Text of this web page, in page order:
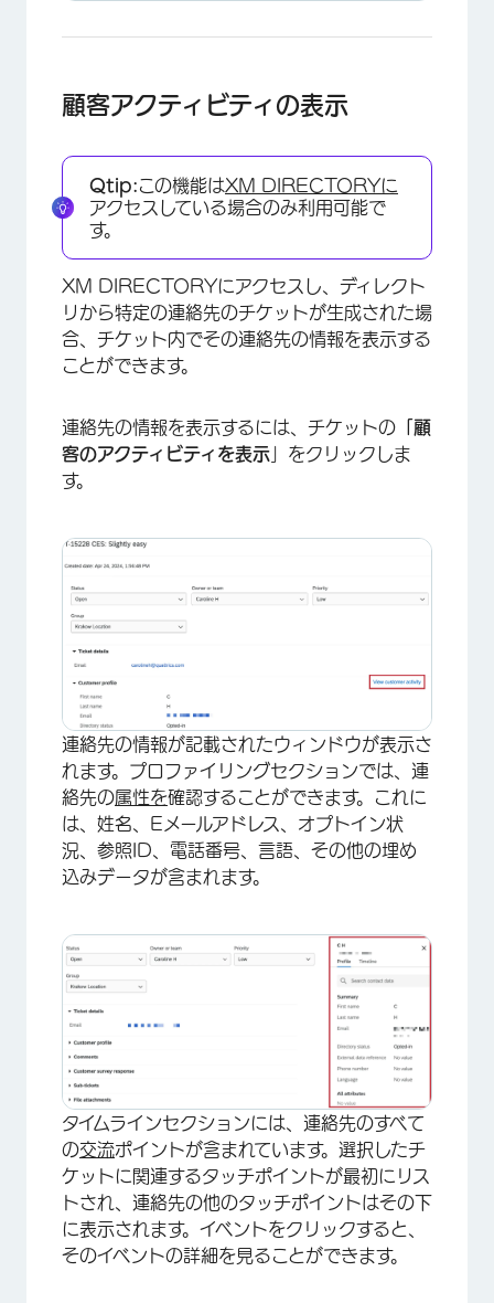
×
×
顧客アクティビティの表示
Qtip:この機能はXM DIRECTORYに
アクセスしている場合のみ利用可能で
す。
XM DIRECTORYにアクセスし、ディレクト
リから特定の連絡先のチケットが生成された場
合、チケット内でその連絡先の情報を表示する
ことができます。
連絡先の情報を表示するには、チケットの 「顧
客のアクティビティを表示 」をクリックしま
す。
連絡先の情報が記載されたウィンドウが表示さ
れます。プロファイリングセクションでは、連
絡先の属性を確認することができます。これに
は、姓名、Eメールアドレス、オプトイン状
況、参照ID、電話番号、言語、その他の埋め
込みデータが含まれます。
タイムラインセクションには、連絡先のすべて
の交流ポイントが含まれています。選択したチ
ケットに関連するタッチポイントが最初にリス
トされ、連絡先の他のタッチポイントはその下
に表示されます。イベントをクリックすると、
そのイベントの詳細を見ることができます。